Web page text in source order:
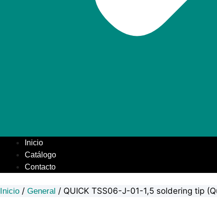
Inicio
Catálogo
Contacto
Inicio / General / QUICK TSS06-J-01-1,5 soldering tip